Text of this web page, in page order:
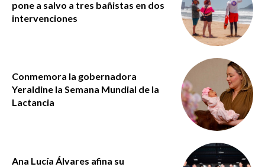
pone a salvo a tres bañistas en dos
intervenciones
Conmemora la gobernadora
Yeraldine la Semana Mundial de la
Lactancia
Ana Lucía Álvares afina su